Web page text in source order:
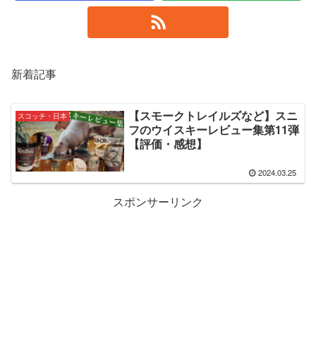
新着記事
スコッチ・日本
【スモークトレイルズなど】スニ
フのウイスキーレビュー集第11弾
【評価・感想】
2024.03.25
スポンサーリンク